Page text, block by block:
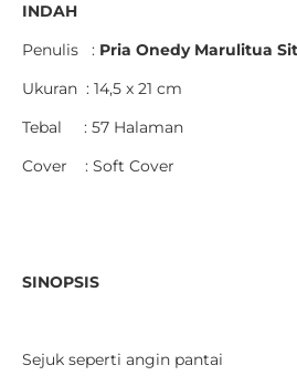
INDAH
Penulis : Pria Onedy Marulitua
Ukuran : 14,5 x 21 cm
Tebal : 57 Halaman
Cover : Soft Cover
SINOPSIS
Sejuk seperti angin pantai